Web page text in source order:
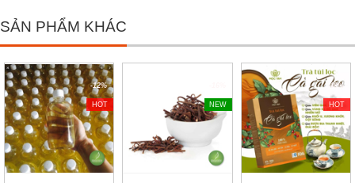
SẢN PHẨM KHÁC
-12%
HOT NEW
-40%
HOT